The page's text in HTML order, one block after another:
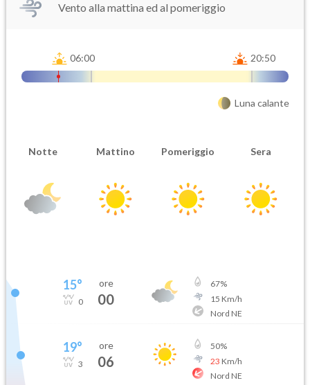
Vento alla mattina ed al pomeriggio
06:00 20:50
Luna calante
Notte Mattino Pomeriggio Sera
15°
0
ore
00
67%
15 Km/h
Nord NE
19°
3
ore
06
50%
23 Km/h
Nord NE